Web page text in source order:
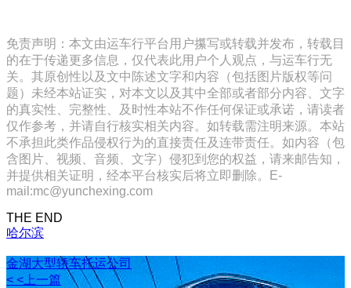
免责声明：本文由运车行平台用户攥写或转载并发布，转载目
的在于传递更多信息，仅代表此用户个人观点，与运车行无
关。其原创性以及文中陈述文字和内容（包括图片版权等问
题）未经本站证实，对本文以及其中全部或者部分内容、文字
的真实性、完整性、及时性本站不作任何保证或承诺，请读者
仅作参考，并请自行核实相关内容。如转载需注明来源。本站
不承担此类作品侵权行为的直接责任及连带责任。如内容（包
含图片、视频、音频、文字）侵犯到您的权益，请来邮告知，
并提供相关证明，经本平台核实后将立即删除。E-
mail:mc@yunchexing.com
THE END
哈尔滨
金湖大型轿车托运公司
< <上一篇